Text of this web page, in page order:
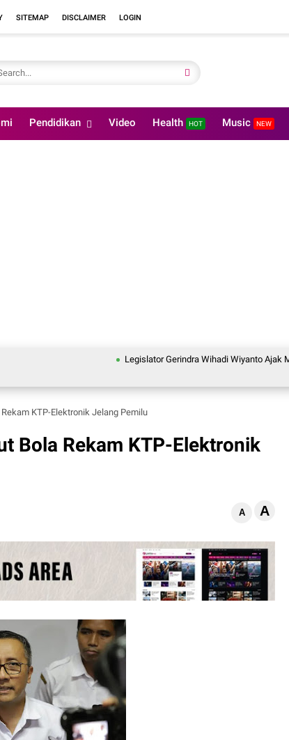
SITEMAP DISCLAIMER LOGIN
Pendidikan Video Health HOT Music NEW
Legislator Gerindra Wihadi Wiyanto Ajak
KTP-Elektronik Jelang Pemilu
Bola Rekam KTP-Elektronik
A A